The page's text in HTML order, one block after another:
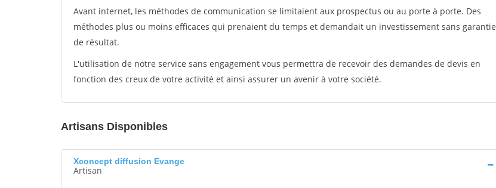
Avant internet, les méthodes de communication se limitaient aux prospectus ou au porte à porte. Des
méthodes plus ou moins efficaces qui prenaient du temps et demandait un investissement sans garantie
de résultat.
L'utilisation de notre service sans engagement vous permettra de recevoir des demandes de devis en
fonction des creux de votre activité et ainsi assurer un avenir à votre société.
Artisans Disponibles
Xconcept diffusion Evange
Artisan